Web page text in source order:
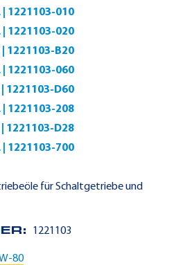
| 1221103-010
| 1221103-020
| 1221103-B20
| 1221103-060
| 1221103-D60
| 1221103-208
| 1221103-D28
| 1221103-700
für Schaltgetriebe und
1221103
80